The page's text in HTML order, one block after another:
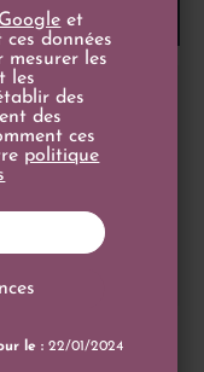
au panier
Google et
données
mesurer les
les
des
des
ces
politique
le :22/01/2024